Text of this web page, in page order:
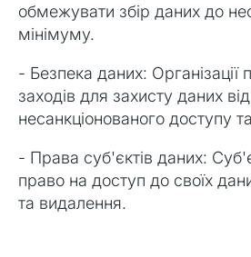
обмежувати збір даних до
мінімуму.
- Безпека даних: Організації
заходів для захисту даних від
несанкціонованого доступу
- Права суб'єктів даних:
право на доступ до своїх
та видалення.